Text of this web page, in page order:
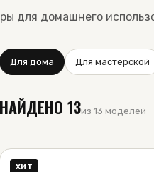
для домашнего
Для дома Для мастерской
НАЙДЕНО 13из 13 моделей
ХИТ